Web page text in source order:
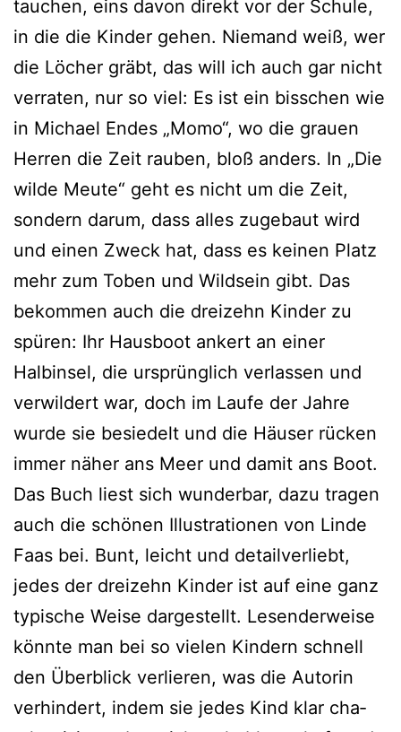
tau­chen, eins davon direkt vor der Schule,
in die die Kinder gehen. Niemand weiß, wer
die Löcher gräbt, das will ich auch gar nicht
ver­ra­ten, nur so viel: Es ist ein biss­chen wie
in Michael Endes „Momo“, wo die grau­en
Herren die Zeit rau­ben, bloß anders. In „Die
wil­de Meute“ geht es nicht um die Zeit,
son­dern dar­um, dass alles zuge­baut wird
und einen Zweck hat, dass es kei­nen Platz
mehr zum Toben und Wildsein gibt. Das
bekom­men auch die drei­zehn Kinder zu
spü­ren: Ihr Hausboot ankert an einer
Halbinsel, die ursprüng­lich ver­las­sen und
ver­wil­dert war, doch im Laufe der Jahre
wur­de sie besie­delt und die Häuser rücken
immer näher ans Meer und damit ans Boot.
Das Buch liest sich wun­der­bar, dazu tra­gen
auch die schö­nen Illustrationen von Linde
Faas bei. Bunt, leicht und detail­ver­liebt,
jedes der drei­zehn Kinder ist auf eine ganz
typi­sche Weise dar­ge­stellt. Lesenderweise
könn­te man bei so vie­len Kindern schnell
den Überblick ver­lie­ren, was die Autorin
ver­hin­dert, indem sie jedes Kind klar cha­